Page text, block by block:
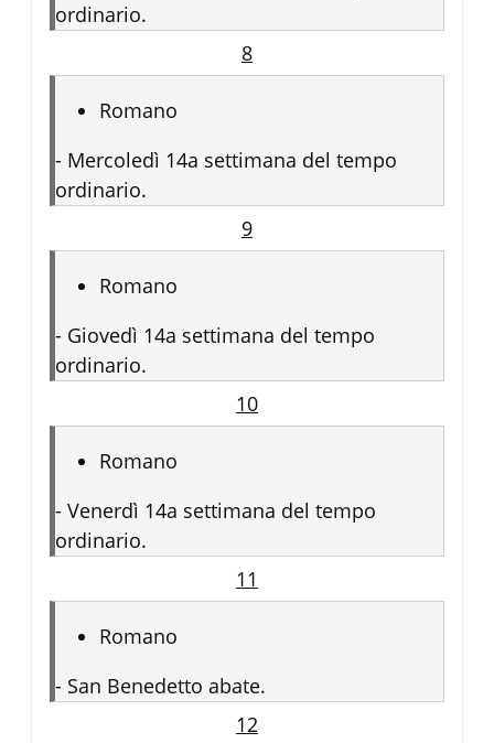
ordinario.
8
Romano
- Mercoledì 14a settimana del tempo
ordinario.
9
Romano
- Giovedì 14a settimana del tempo
ordinario.
10
Romano
- Venerdì 14a settimana del tempo
ordinario.
11
Romano
- San Benedetto abate.
12